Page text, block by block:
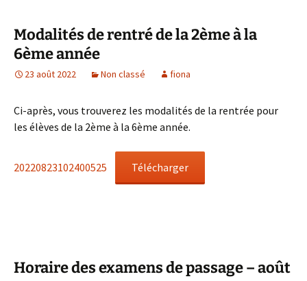
Modalités de rentré de la 2ème à la
6ème année
23 août 2022 Non classé fiona
Ci-après, vous trouverez les modalités de la rentrée pour
les élèves de la 2ème à la 6ème année.
20220823102400525 Télécharger
Horaire des examens de passage – août